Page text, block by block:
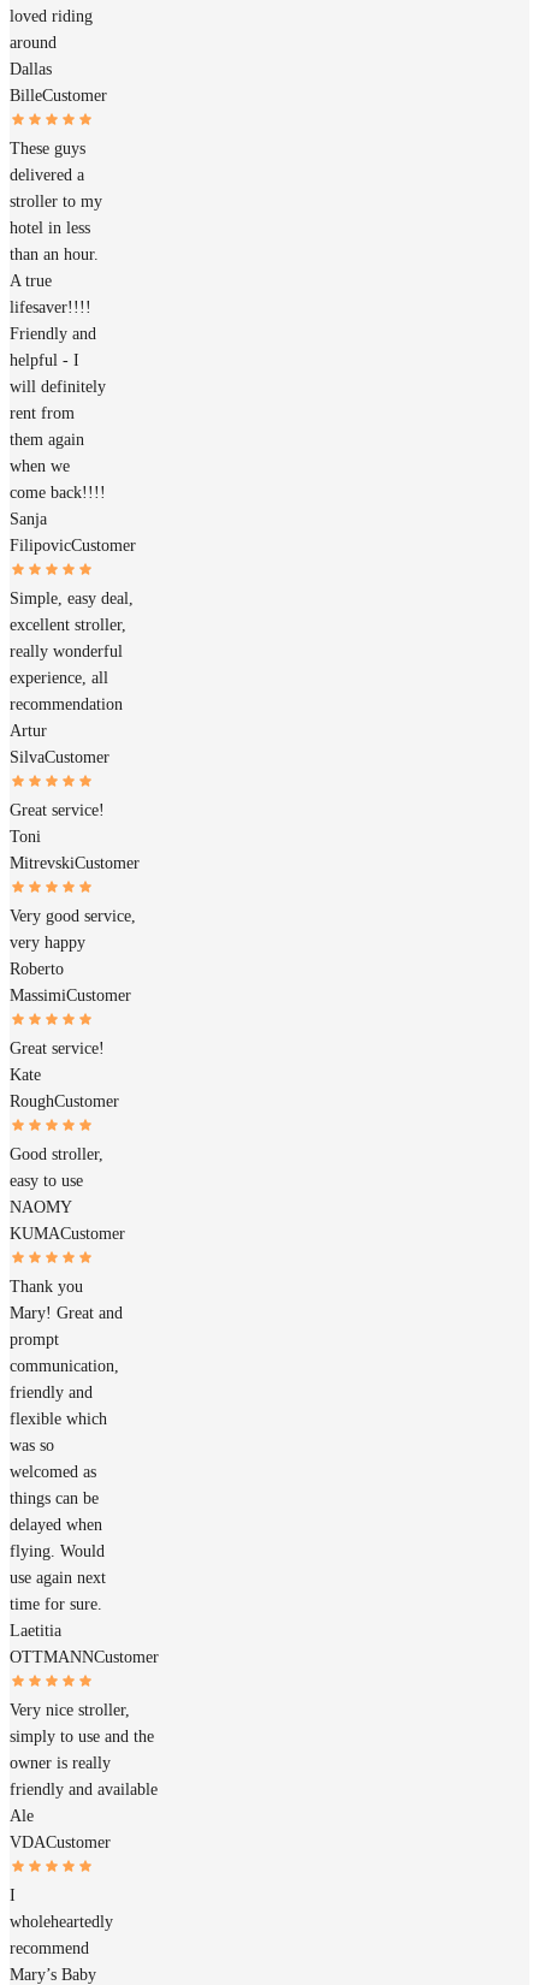
loved riding
around
Dallas
BilleCustomer
These guys
delivered a
stroller to my
hotel in less
than an hour.
A true
lifesaver!!!!
Friendly and
helpful - I
will definitely
rent from
them again
when we
come back!!!!
Sanja
FilipovicCustomer
Simple, easy deal,
excellent stroller,
really wonderful
experience, all
recommendation
Artur
SilvaCustomer
Great service!
Toni
MitrevskiCustomer
Very good service,
very happy
Roberto
MassimiCustomer
Great service!
Kate
RoughCustomer
Good stroller,
easy to use
NAOMY
KUMACustomer
Thank you
Mary! Great and
prompt
communication,
friendly and
flexible which
was so
welcomed as
things can be
delayed when
flying. Would
use again next
time for sure.
Laetitia
OTTMANNCustomer
Very nice stroller,
simply to use and the
owner is really
friendly and available
Ale
VDACustomer
I
wholeheartedly
recommend
Mary’s Baby